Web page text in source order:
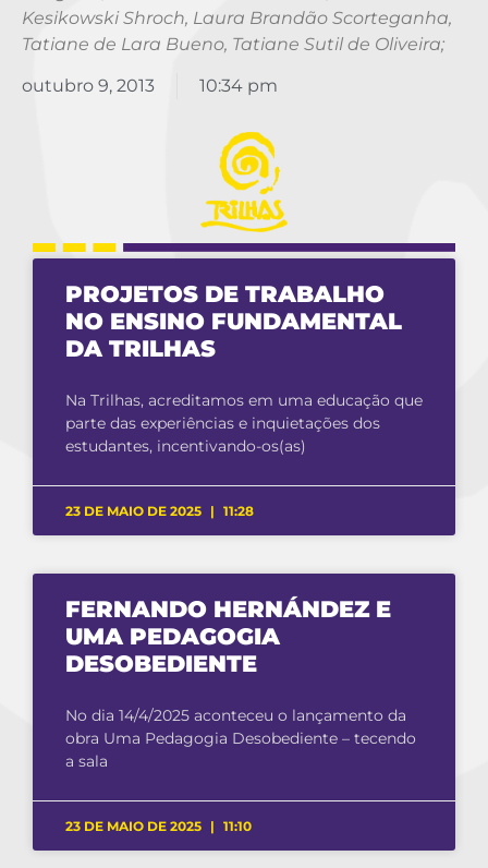
Kesikowski Shroch, Laura Brandão Scorteganha,
Tatiane de Lara Bueno, Tatiane Sutil de Oliveira;
outubro 9, 2013 10:34 pm
PROJETOS DE TRABALHO
NO ENSINO FUNDAMENTAL
DA TRILHAS
Na Trilhas, acreditamos em uma educação que
parte das experiências e inquietações dos
estudantes, incentivando-os(as)
23 DE MAIO DE 2025 11:28
FERNANDO HERNÁNDEZ E
UMA PEDAGOGIA
DESOBEDIENTE
No dia 14/4/2025 aconteceu o lançamento da
obra Uma Pedagogia Desobediente – tecendo
a sala
23 DE MAIO DE 2025 11:10